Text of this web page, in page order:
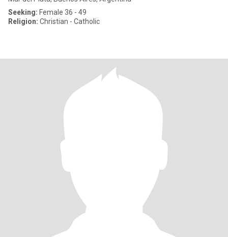
Seeking: Female 36 - 49
Religion: Christian - Catholic